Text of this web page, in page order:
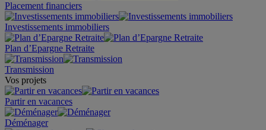
Placement financiers
Investissements immobiliers
Plan d’Epargne Retraite
Transmission
Vos projets
Partir en vacances
Déménager